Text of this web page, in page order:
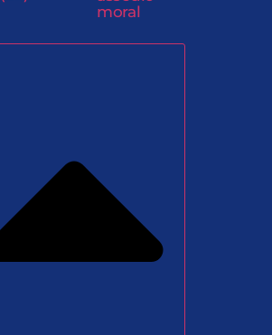
moral